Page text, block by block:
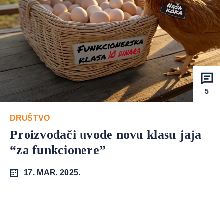
5
DRUŠTVO
Proizvođači uvode novu klasu jaja
“za funkcionere”
17. MAR. 2025.